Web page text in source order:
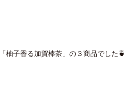
柚子香る加賀棒茶」の３商品でした🍵